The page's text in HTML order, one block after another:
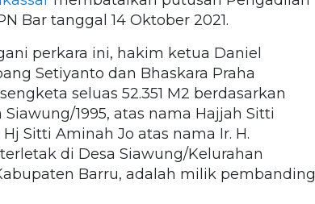
Bar tanggal 14 Oktober 2021.
perkara ini, hakim ketua Daniel
Setiyanto dan Bhaskara Praha
seluas 52.351 M2 berdasarkan
1995, atas nama Hajjah Sitti
Sitti Aminah Jo atas nama Ir. H.
di Desa Siawung/Kelurahan
Barru, adalah milik pembanding